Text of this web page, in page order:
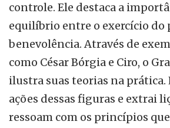
controle. Ele destaca a
equilíbrio entre o exercício do
benevolência. Através de
como César Bórgia e Ciro, o
ilustra suas teorias na prática.
ações dessas figuras e extrai
ressoam com os princípios